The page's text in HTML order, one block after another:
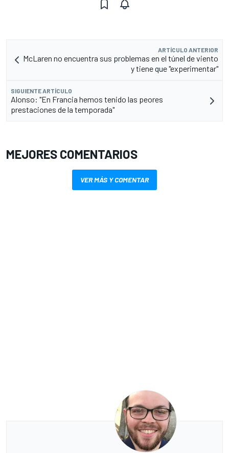
ARTÍCULO ANTERIOR
McLaren no encuentra sus problemas en el túnel de viento
y tiene que "experimentar"
SIGUIENTE ARTÍCULO
Alonso: "En Francia hemos tenido las peores
prestaciones de la temporada"
MEJORES COMENTARIOS
VER MÁS Y COMENTAR